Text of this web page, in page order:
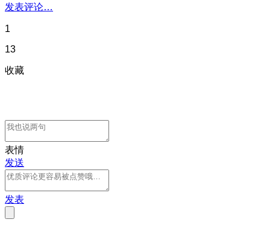
发表评论…
1
13
收藏
表情
发送
发表